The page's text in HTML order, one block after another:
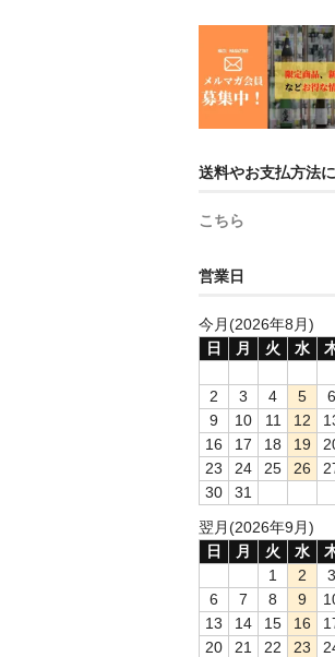
送料やお支払方法
こちら
営業日
今月(2026年8月)
日
月 火 水
2
3 4 5 6
9
10 11 12
16
17 18 19
23
24 25 26
30
31
翌月(2026年9月)
日
月 火 水
1
2 3
6
7 8 9
13
14 15 16
20
21 22 23